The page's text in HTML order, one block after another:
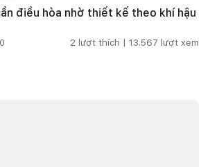
điều hòa nhờ thiết kế theo khí hậu
2 lượt thích | 13.567 lượt xem